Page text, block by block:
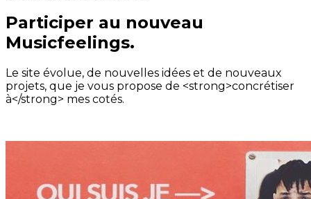
Participer au nouveau
Musicfeelings.
Le site évolue, de nouvelles idées et de nouveaux
projets, que je vous propose de <strong>concrétiser
à</strong> mes cotés.